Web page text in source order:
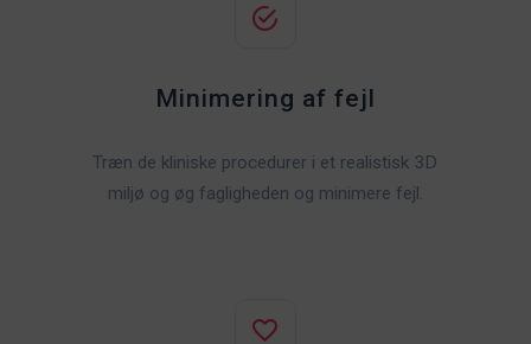
Minimering af fejl
Træn de kliniske procedurer i et realistisk 3D
miljø og øg fagligheden og minimere fejl.